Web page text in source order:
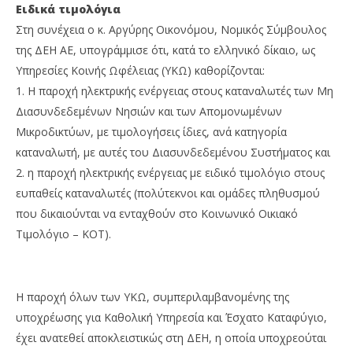
Ειδικά τιμολόγια
Στη συνέχεια ο κ. Αργύρης Οικονόμου, Νομικός Σύμβουλος
της ΔΕΗ ΑΕ, υπογράμμισε ότι, κατά το ελληνικό δίκαιο, ως
Υπηρεσίες Κοινής Ωφέλειας (ΥΚΩ) καθορίζονται:
1. Η παροχή ηλεκτρικής ενέργειας στους καταναλωτές των Μη
Διασυνδεδεμένων Νησιών και των Απομονωμένων
Μικροδικτύων, με τιμολογήσεις ίδιες, ανά κατηγορία
καταναλωτή, με αυτές του Διασυνδεδεμένου Συστήματος και
2. η παροχή ηλεκτρικής ενέργειας με ειδικό τιμολόγιο στους
ευπαθείς καταναλωτές (πολύτεκνοι και ομάδες πληθυσμού
που δικαιούνται να ενταχθούν στο Κοινωνικό Οικιακό
Τιμολόγιο – ΚΟΤ).
Η παροχή όλων των ΥΚΩ, συμπεριλαμβανομένης της
υποχρέωσης για Καθολική Υπηρεσία και Έσχατο Καταφύγιο,
έχει ανατεθεί αποκλειστικώς στη ΔΕΗ, η οποία υποχρεούται